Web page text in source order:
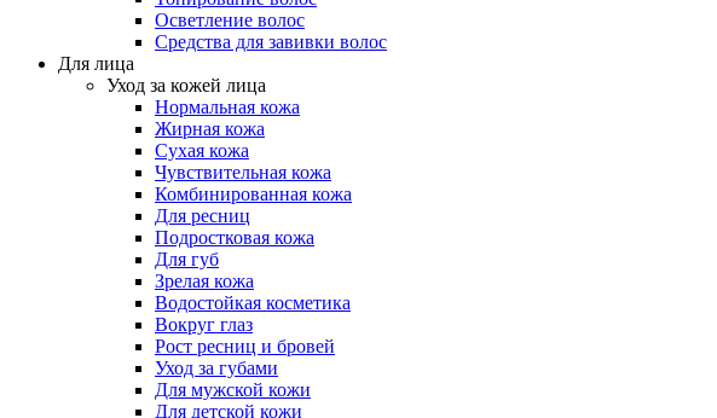
Осветление волос
Средства для завивки волос
Для лица
Уход за кожей лица
Нормальная кожа
Жирная кожа
Сухая кожа
Чувствительная кожа
Комбинированная кожа
Для ресниц
Подростковая кожа
Для губ
Зрелая кожа
Водостойкая косметика
Вокруг глаз
Рост ресниц и бровей
Уход за губами
Для мужской кожи
Для детской кожи